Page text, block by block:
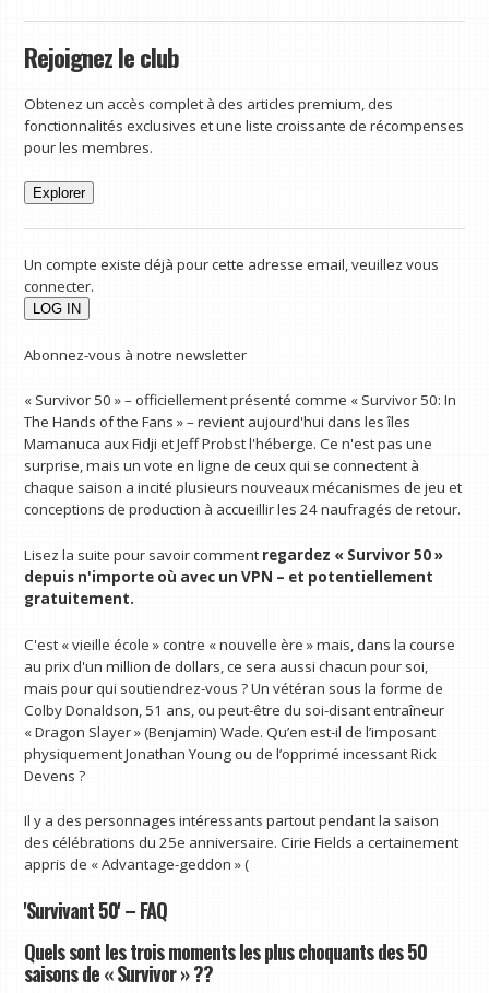
Rejoignez le club
Obtenez un accès complet à des articles premium, des
fonctionnalités exclusives et une liste croissante de récompenses
pour les membres.
Explorer
Un compte existe déjà pour cette adresse email, veuillez vous
connecter.
Abonnez-vous à notre newsletter
« Survivor 50 » – officiellement présenté comme « Survivor 50: In
The Hands of the Fans » – revient aujourd'hui dans les îles
Mamanuca aux Fidji et Jeff Probst l'héberge. Ce n'est pas une
surprise, mais un vote en ligne de ceux qui se connectent à
chaque saison a incité plusieurs nouveaux mécanismes de jeu et
conceptions de production à accueillir les 24 naufragés de retour.
Lisez la suite pour savoir comment regardez « Survivor 50 »
depuis n'importe où avec un VPN – et potentiellement
gratuitement.
C'est « vieille école » contre « nouvelle ère » mais, dans la course
au prix d'un million de dollars, ce sera aussi chacun pour soi,
mais pour qui soutiendrez-vous ? Un vétéran sous la forme de
Colby Donaldson, 51 ans, ou peut-être du soi-disant entraîneur
« Dragon Slayer » (Benjamin) Wade. Qu’en est-il de l’imposant
physiquement Jonathan Young ou de l’opprimé incessant Rick
Devens ?
Il y a des personnages intéressants partout pendant la saison
des célébrations du 25e anniversaire. Cirie Fields a certainement
appris de « Advantage-geddon » (
'Survivant 50' – FAQ
Quels sont les trois moments les plus choquants des 50
saisons de « Survivor » ??